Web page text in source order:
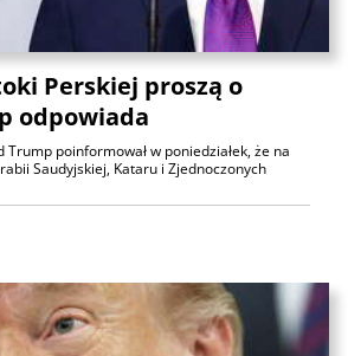
Perskiej proszą o
odpowiada
Trump poinformował w poniedziałek, że na
Saudyjskiej, Kataru i Zjednoczonych